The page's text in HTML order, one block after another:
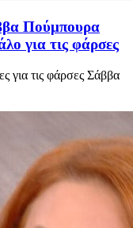
Πούμπουρα
για τις φάρσες
για τις φάρσες Σάββα